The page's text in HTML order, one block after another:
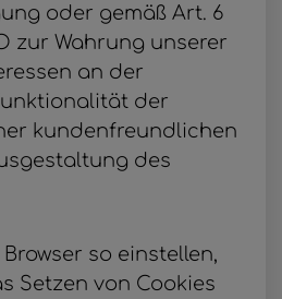
oder gemäß Art. 6
zur Wahrung unserer
an der
der
kundenfreundlichen
des
so einstellen,
Setzen von Cookies